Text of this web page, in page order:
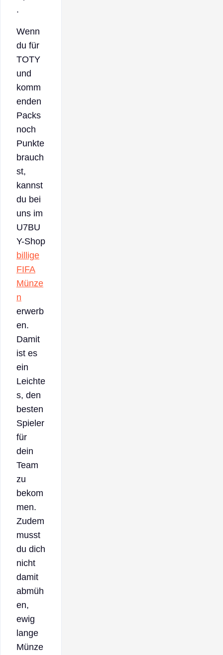
.
Wenn
du für
TOTY
und
komm
enden
Packs
noch
Punkte
brauch
st,
kannst
du bei
uns im
U7BU
Y-Shop
billige
FIFA
Münze
n
erwerb
en.
Damit
ist es
ein
Leichte
s, den
besten
Spieler
für
dein
Team
zu
bekom
men.
Zudem
musst
du dich
nicht
damit
abmüh
en,
ewig
lange
Münze